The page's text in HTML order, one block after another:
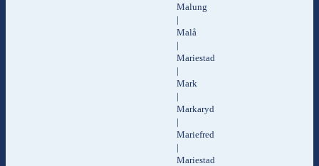
Malung
|
Malå
|
Mariestad
|
Mark
|
Markaryd
|
Mariefred
|
Mariestad